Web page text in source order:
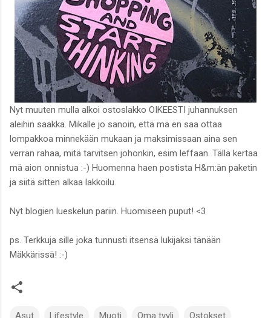
Nyt muuten mulla alkoi ostoslakko OIKEESTI juhannuksen
aleihin saakka. Mikalle jo sanoin, että mä en saa ottaa
lompakkoa minnekään mukaan ja maksimissaan aina sen
verran rahaa, mitä tarvitsen johonkin, esim leffaan. Tällä kertaa
mä aion onnistua :-) Huomenna haen postista H&m:än paketin
ja siitä sitten alkaa lakkoilu.
Nyt blogien lueskelun pariin. Huomiseen puput! <3
ps. Terkkuja sille joka tunnusti itsensä lukijaksi tänään
Mäkkärissä! :-)
Asut Lifestyle Muoti Oma tyyli Ostokset